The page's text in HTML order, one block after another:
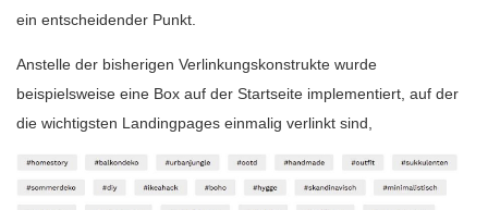
ein entscheidender Punkt.
Anstelle der bisherigen Verlinkungskonstrukte wurde
beispielsweise eine Box auf der Startseite implementiert, auf der
die wichtigsten Landingpages einmalig verlinkt sind,